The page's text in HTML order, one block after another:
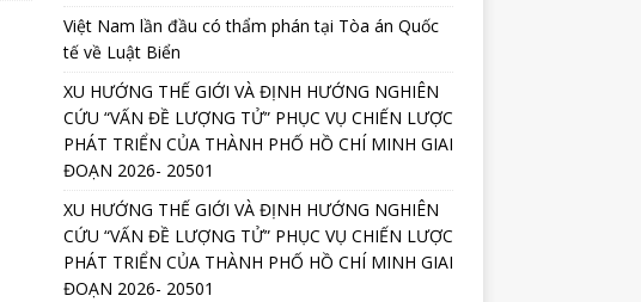
Việt Nam lần đầu có thẩm phán tại Tòa án Quốc
tế về Luật Biển
XU HƯỚNG THẾ GIỚI VÀ ĐỊNH HƯỚNG NGHIÊN
CỨU “VẤN ĐỀ LƯỢNG TỬ” PHỤC VỤ CHIẾN LƯỢC
PHÁT TRIỂN CỦA THÀNH PHỐ HỒ CHÍ MINH GIAI
ĐOẠN 2026- 20501
XU HƯỚNG THẾ GIỚI VÀ ĐỊNH HƯỚNG NGHIÊN
CỨU “VẤN ĐỀ LƯỢNG TỬ” PHỤC VỤ CHIẾN LƯỢC
PHÁT TRIỂN CỦA THÀNH PHỐ HỒ CHÍ MINH GIAI
ĐOẠN 2026- 20501